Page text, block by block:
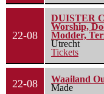
22-08
DUISTER
Worship,
Modder,
Utrecht
Tickets
22-08
Waailand
Made